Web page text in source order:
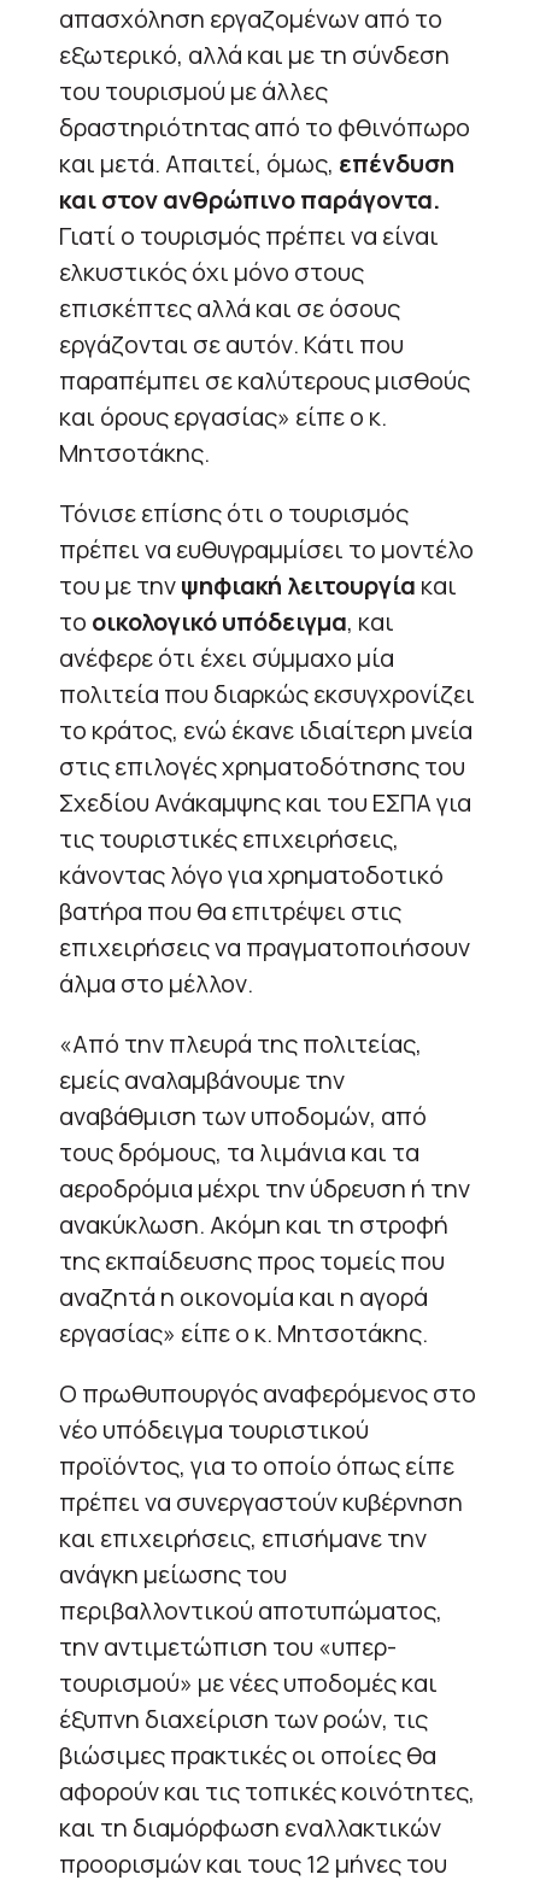
απασχόληση εργαζομένων από το
εξωτερικό, αλλά και με τη σύνδεση
του τουρισμού με άλλες
δραστηριότητας από το φθινόπωρο
και μετά. Απαιτεί, όμως, επένδυση
και στον ανθρώπινο παράγοντα.
Γιατί ο τουρισμός πρέπει να είναι
ελκυστικός όχι μόνο στους
επισκέπτες αλλά και σε όσους
εργάζονται σε αυτόν. Κάτι που
παραπέμπει σε καλύτερους μισθούς
και όρους εργασίας» είπε ο κ.
Μητσοτάκης.
Τόνισε επίσης ότι ο τουρισμός
πρέπει να ευθυγραμμίσει το μοντέλο
του με τηνψηφιακή λειτουργία και
το οικολογικόυπόδειγμα, και
ανέφερε ότι έχει σύμμαχο μία
πολιτεία που διαρκώς εκσυγχρονίζει
το κράτος, ενώ έκανε ιδιαίτερη μνεία
στις επιλογές χρηματοδότησης του
Σχεδίου Ανάκαμψης και του ΕΣΠΑ για
τις τουριστικές επιχειρήσεις,
κάνοντας λόγο για χρηματοδοτικό
βατήρα που θα επιτρέψει στις
επιχειρήσεις να πραγματοποιήσουν
άλμα στο μέλλον.
«Από την πλευρά της πολιτείας,
εμείς αναλαμβάνουμε την
αναβάθμιση των υποδομών, από
τους δρόμους, τα λιμάνια και τα
αεροδρόμια μέχρι την ύδρευση ή την
ανακύκλωση. Ακόμη και τη στροφή
της εκπαίδευσης προς τομείς που
αναζητά η οικονομία και η αγορά
εργασίας» είπε ο κ. Μητσοτάκης.
Ο πρωθυπουργός αναφερόμενος στο
νέο υπόδειγμα τουριστικού
προϊόντος, για το οποίο όπως είπε
πρέπει να συνεργαστούν κυβέρνηση
και επιχειρήσεις, επισήμανε την
ανάγκη μείωσης του
περιβαλλοντικού αποτυπώματος,
την αντιμετώπιση του «υπερ-
τουρισμού» με νέες υποδομές και
έξυπνη διαχείριση των ροών, τις
βιώσιμες πρακτικές οι οποίες θα
αφορούν και τις τοπικές κοινότητες,
και τη διαμόρφωση εναλλακτικών
προορισμών και τους 12 μήνες του